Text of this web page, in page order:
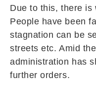
Due to this, there is
People have been
stagnation can be
streets etc. Amid
administration has
further orders.